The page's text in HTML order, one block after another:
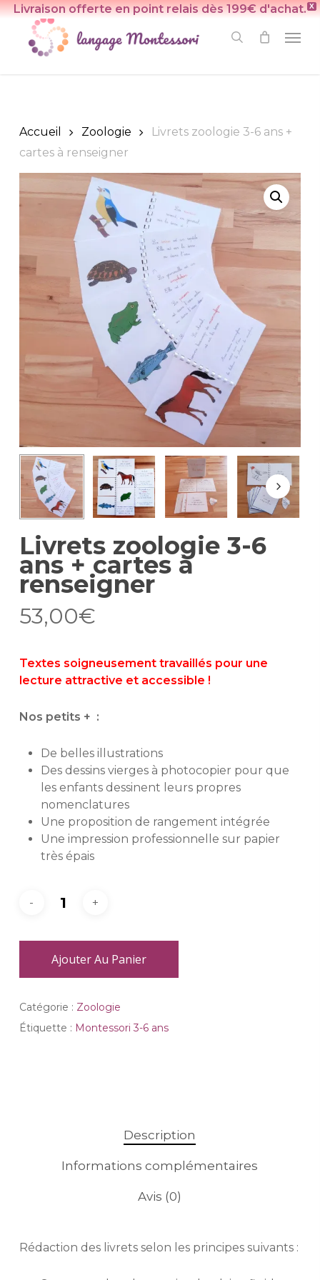
X
Livraison offerte en point relais dès 199€ d'achat.
Skip
content
search
Accueil Zoologie
Livrets zoologie 3-6 ans +
cartes à renseigner
Livrets zoologie 3-6
ans + cartes à
renseigner
53,00€
Textes soigneusement travaillés pour une
lecture attractive et accessible !
Nos petits + :
De belles illustrations
Des dessins vierges à photocopier pour que
les enfants dessinent leurs propres
nomenclatures
Une proposition de rangement intégrée
Une impression professionnelle sur papier
très épais
Ajouter Au Panier
Catégorie : Zoologie
Étiquette : Montessori 3-6 ans
Description
Informations complémentaires
Avis (0)
Rédaction des livrets selon les principes suivants :